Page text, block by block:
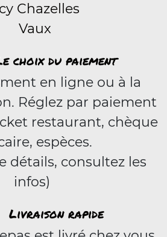
Chazelles
Vaux
choix du paiement
en ligne ou à la
Réglez par paiement
restaurant, chèque
espèces.
détails, consultez les
infos)
Livraison rapide